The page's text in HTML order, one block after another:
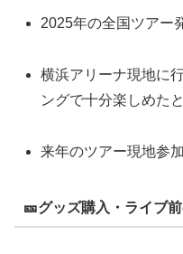
2025年の全国ツアー
横浜アリーナ現地に
ングで十分楽しめた
来年のツアー現地参
🎫グッズ購入・ライブ